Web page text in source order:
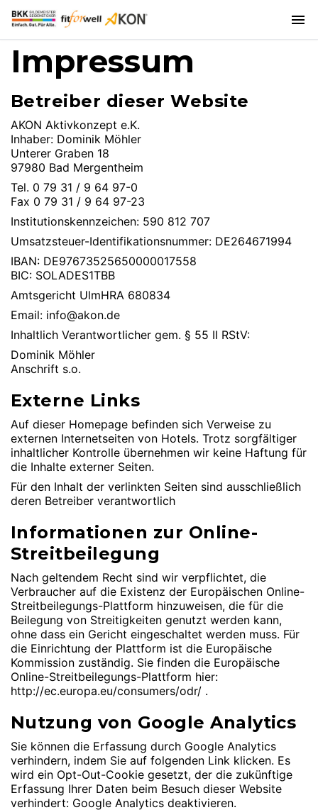
Impressum
Betreiber dieser Website
AKON Aktivkonzept e.K.
Inhaber: Dominik Möhler
Unterer Graben 18
97980 Bad Mergentheim
Tel. 0 79 31 / 9 64 97-0
Fax 0 79 31 / 9 64 97-23
Institutionskennzeichen: 590 812 707
Umsatzsteuer-Identifikationsnummer: DE264671994
IBAN: DE97673525650000017558
BIC: SOLADES1TBB
Amtsgericht UlmHRA 680834
Email: info@akon.de
Inhaltlich Verantwortlicher gem. § 55 II RStV:
Dominik Möhler
Anschrift s.o.
Externe Links
Auf dieser Homepage befinden sich Verweise zu
externen Internetseiten von Hotels. Trotz sorgfältiger
inhaltlicher Kontrolle übernehmen wir keine Haftung für
die Inhalte externer Seiten.
Für den Inhalt der verlinkten Seiten sind ausschließlich
deren Betreiber verantwortlich
Informationen zur Online-
Streitbeilegung
Nach geltendem Recht sind wir verpflichtet, die
Verbraucher auf die Existenz der Europäischen Online-
Streitbeilegungs-Plattform hinzuweisen, die für die
Beilegung von Streitigkeiten genutzt werden kann,
ohne dass ein Gericht eingeschaltet werden muss. Für
die Einrichtung der Plattform ist die Europäische
Kommission zuständig. Sie finden die Europäische
Online-Streitbeilegungs-Plattform hier:
http://ec.europa.eu/consumers/odr/ .
Nutzung von Google Analytics
Sie können die Erfassung durch Google Analytics
verhindern, indem Sie auf folgenden Link klicken. Es
wird ein Opt-Out-Cookie gesetzt, der die zukünftige
Erfassung Ihrer Daten beim Besuch dieser Website
verhindert: Google Analytics deaktivieren.